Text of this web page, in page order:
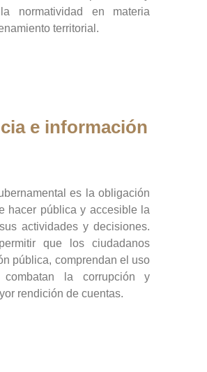
normatividad en materia
territorial.
e información
es la obligación
hacer pública y accesible la
actividades y decisiones.
que los ciudadanos
pública, comprendan el uso
la corrupción y
rendición de cuentas.